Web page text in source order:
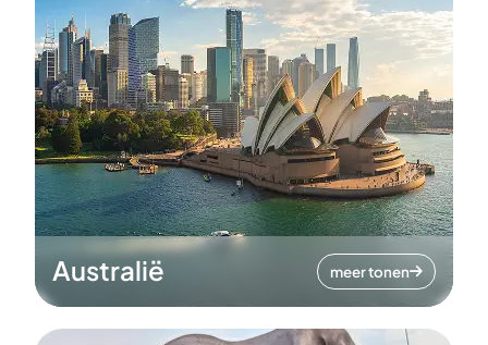
Australië meer tonen